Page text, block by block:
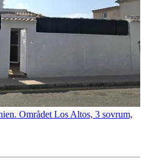
Området Los Altos, 3 sovrum,